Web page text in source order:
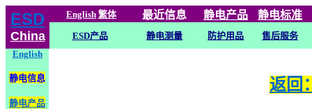
ESD
China
English 繁体 最近信息 静电产品 静电标准
ESD产品 静电测量 防护用品
售后服务
English
静电信息
静电产品
返回